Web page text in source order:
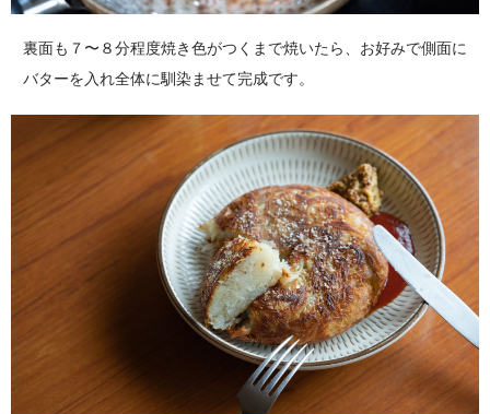
裏面も７〜８分程度焼き色がつくまで焼いたら、お好みで側面に
バターを入れ全体に馴染ませて完成です。